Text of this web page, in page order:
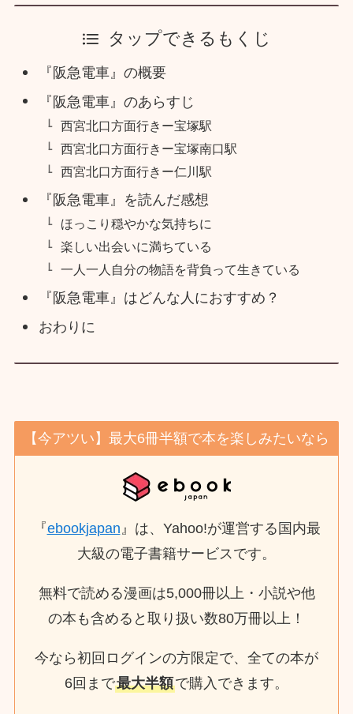
タップできるもくじ
『阪急電車』の概要
『阪急電車』のあらすじ
西宮北口方面行きー宝塚駅
西宮北口方面行きー宝塚南口駅
西宮北口方面行きー仁川駅
『阪急電車』を読んだ感想
ほっこり穏やかな気持ちに
楽しい出会いに満ちている
一人一人自分の物語を背負って生きている
『阪急電車』はどんな人におすすめ？
おわりに
【今アツい】最大6冊半額で本を楽しみたいなら
『ebookjapan』は、Yahoo!が運営する国内最
大級の電子書籍サービスです。
無料で読める漫画は5,000冊以上・小説や他
の本も含めると取り扱い数80万冊以上！
今なら初回ログインの方限定で、全ての本が
6回まで最大半額で購入できます。